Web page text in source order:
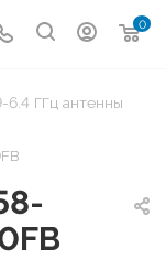
0
6.4 ГГц антенны